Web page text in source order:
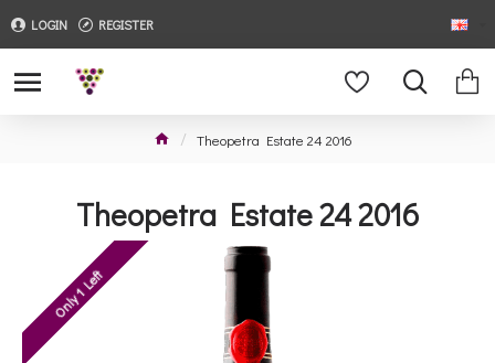
LOGIN REGISTER
Theopetra Estate 24 2016
Theopetra Estate 24 2016
Only 1 Left